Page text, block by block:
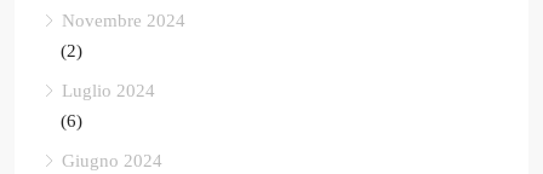
Novembre 2024
(2)
Luglio 2024
(6)
Giugno 2024